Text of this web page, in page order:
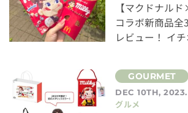
【マクドナル
コラボ新商品全
レビュー！ イ
DEC 10TH,
グルメ